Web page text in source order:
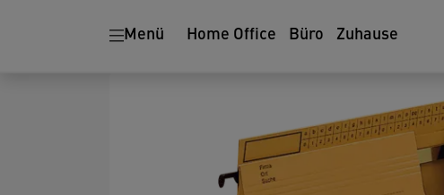
Menü Home Office Büro Zuhause